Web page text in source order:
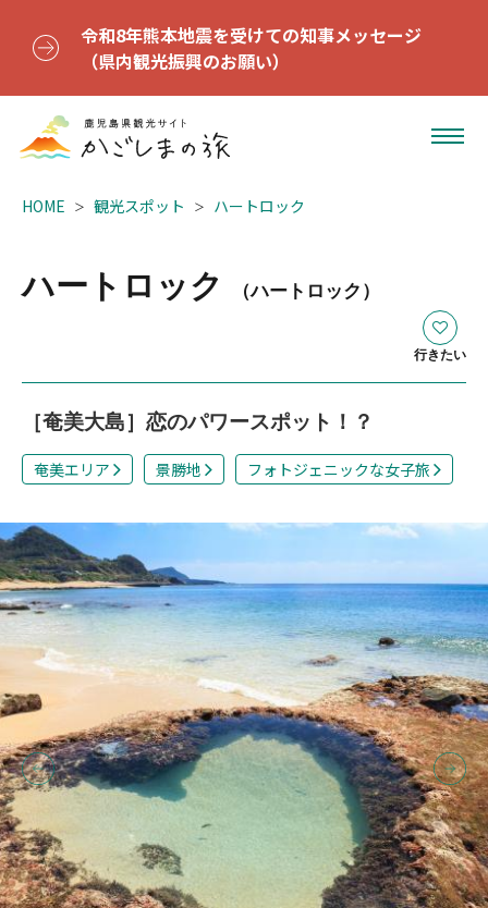
令和8年熊本地震を受けての知事メッセージ
（県内観光振興のお願い）
HOME 観光スポット ハートロック
ハートロック （ハートロック）
行きたい
［奄美大島］恋のパワースポット！？
奄美エリア 景勝地 フォトジェニックな女子旅